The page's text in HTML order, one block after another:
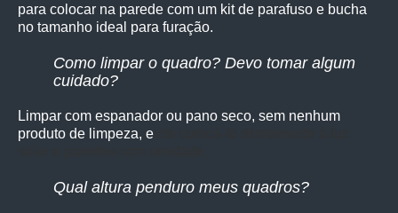
para colocar na parede com um kit de parafuso e bucha
no tamanho ideal para furação.
Como limpar o quadro? Devo tomar algum
cuidado?
Limpar com espanador ou pano seco, sem nenhum
produto de limpeza, e
Qual altura penduro meus quadros?